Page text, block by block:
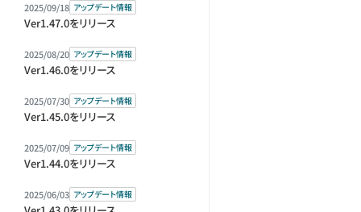
2025/09/18 アップデート情報
Ver1.47.0をリリース
2025/08/20 アップデート情報
Ver1.46.0をリリース
2025/07/30 アップデート情報
Ver1.45.0をリリース
2025/07/09 アップデート情報
Ver1.44.0をリリース
2025/06/03 アップデート情報